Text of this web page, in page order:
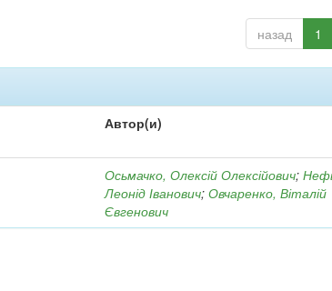
назад 1
Автор(и)
Осьмачко, Олексій Олексійович;
Леонід Іванович;Овчаренко, Віталій
Євгенович